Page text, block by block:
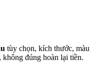
tùy chọn, kích thước, màu
không đúng hoàn lại tiền.